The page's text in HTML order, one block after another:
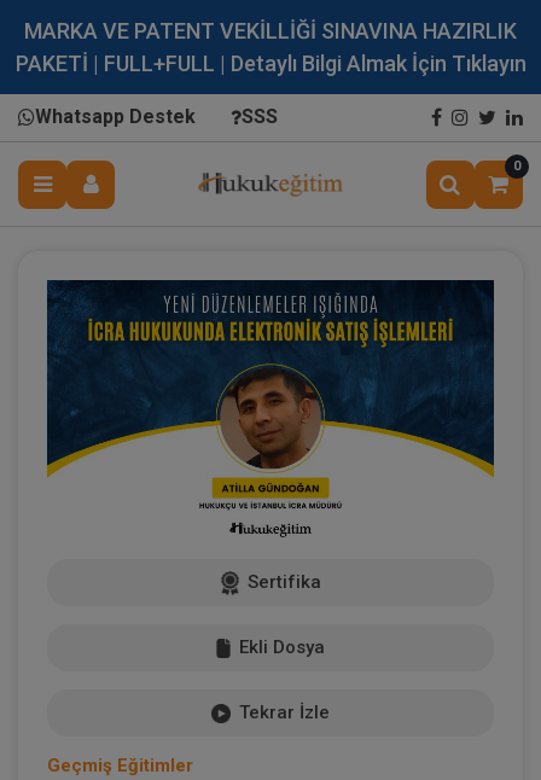
MARKA VE PATENT VEKİLLİĞİ SINAVINA HAZIRLIK
PAKETİ | FULL+FULL | Detaylı Bilgi Almak İçin Tıklayın
Whatsapp Destek SSS
0
Sertifika
Ekli Dosya
Tekrar İzle
Geçmiş Eğitimler